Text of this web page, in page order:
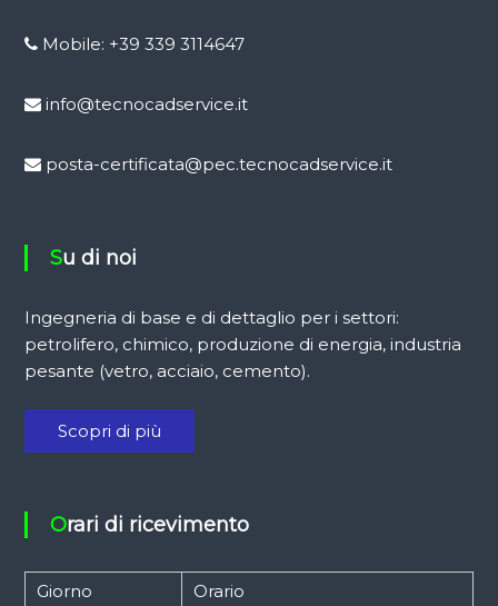
Mobile: +39 339 3114647
info@tecnocadservice.it
posta-certificata@pec.tecnocadservice.it
Su di noi
Ingegneria di base e di dettaglio per i settori:
petrolifero, chimico, produzione di energia, industria
pesante (vetro, acciaio, cemento).
Scopri di più
Orari di ricevimento
Giorno Orario